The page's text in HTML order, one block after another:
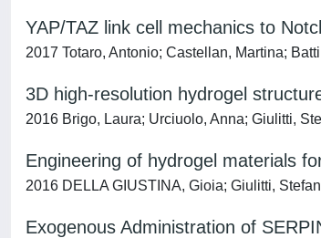
YAP/TAZ link cell mechanics to
2017 Totaro, Antonio; Castellan, Martina;
3D high-resolution hydrogel
2016 Brigo, Laura; Urciuolo, Anna; Giulitti,
Engineering of hydrogel materials
2016 DELLA GIUSTINA, Gioia; Giulitti,
Exogenous Administration of